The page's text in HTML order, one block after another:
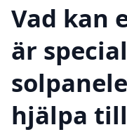
Vad kan
är
hjälpa